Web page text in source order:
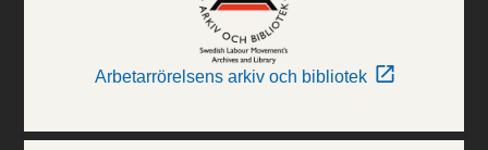
Arbetarrörelsens arkiv och bibliotek